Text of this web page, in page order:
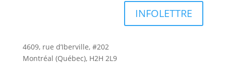
INFOLETTRE
4609, rue d’Iberville, #202
Montréal (Québec), H2H 2L9